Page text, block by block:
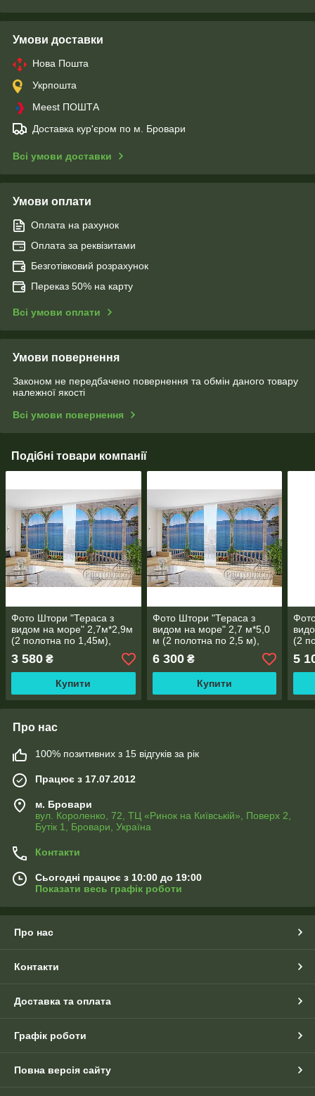
Умови доставки
Нова Пошта
Укрпошта
Meest ПОШТА
Доставка кур'єром по м. Бровари
Всі умови доставки
Умови оплати
Оплата на рахунок
Оплата за реквізитами
Безготівковий розрахунок
Переказ 50% на карту
Всі умови оплати
Умови повернення
Законом не передбачено повернення та обмін даного товару
належної якості
Всі умови повернення
Подібні товари компанії
Фото Штори "Тераса з
видом на море" 2,7м*2,9м
(2 полотна по 1,45м),
3 580 ₴
Купити
Фото Штори "Тераса з
видом на море" 2,7 м*5,0
м (2 полотна по 2,5 м),
6 300₴
Купити
(2
5
Про нас
100% позитивних з 15 відгуків за рік
Працює з 17.07.2012
м. Бровари
вул. Короленко, 72, ТЦ «Ринок на Київській», Поверх 2,
Бутік 1, Бровари, Україна
Контакти
Сьогодні працює з 10:00 до 19:00
Показати весь графік роботи
Про нас
Контакти
Доставка та оплата
Графік роботи
Повна версія сайту